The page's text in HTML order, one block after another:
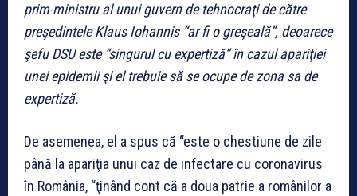
prim-ministru al unui guvern de tehnocraţi de către
preşedintele Klaus Iohannis “ar fi o greşeală”, deoarece
şefu DSU este “singurul cu expertiză” în cazul apariţiei
unei epidemii şi el trebuie să se ocupe de zona sa de
expertiză.
De asemenea, el a spus că “este o chestiune de zile
până la apariţia unui caz de infectare cu coronavirus
în România, “ţinând cont că a doua patrie a românilor a